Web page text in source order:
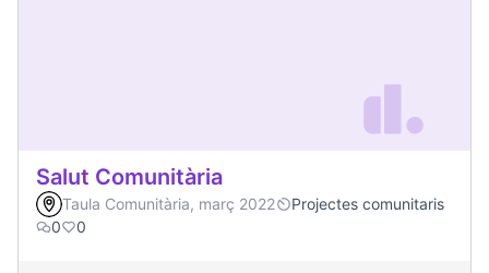
Salut Comunitària
Taula Comunitària, març 2022
Projectes comunitaris
0
0